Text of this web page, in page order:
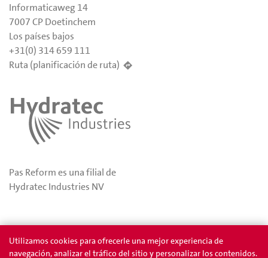
Informaticaweg 14
7007 CP Doetinchem
Los países bajos
+31(0) 314 659 111
Ruta (planificación de ruta)
Pas Reform es una filial de
Hydratec Industries NV
Utilizamos cookies para ofrecerle una mejor experiencia de
navegación, analizar el tráfico del sitio y personalizar los contenidos.